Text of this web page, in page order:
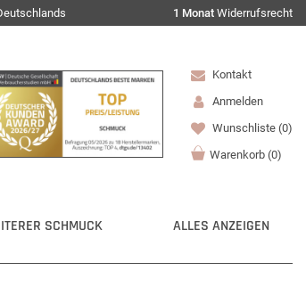
1 Monat Widerrufsrecht
Kontakt
Anmelden
Wunschliste (0)
Warenkorb (0)
SCHMUCK ALLES ANZEIGEN